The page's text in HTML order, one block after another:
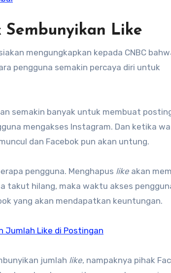
Sembunyikan Like
mengungkapkan kepada CNBC
pengguna semakin percaya diri untuk
semakin banyak untuk membuat
mengakses Instagram. Dan ketika
dan Facebok pun akan untung.
pengguna. Menghapus like akan
takut hilang, maka waktu akses
yang akan mendapatkan keuntungan.
Jumlah Like di Postingan
jumlah like, nampaknya pihak